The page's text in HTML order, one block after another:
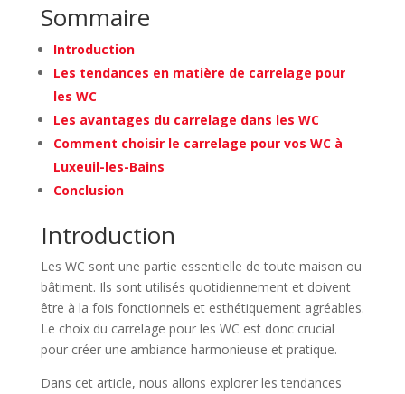
Sommaire
Introduction
Les tendances en matière de carrelage pour
les WC
Les avantages du carrelage dans les WC
Comment choisir le carrelage pour vos WC à
Luxeuil-les-Bains
Conclusion
Introduction
Les WC sont une partie essentielle de toute maison ou
bâtiment. Ils sont utilisés quotidiennement et doivent
être à la fois fonctionnels et esthétiquement agréables.
Le choix du carrelage pour les WC est donc crucial
pour créer une ambiance harmonieuse et pratique.
Dans cet article, nous allons explorer les tendances